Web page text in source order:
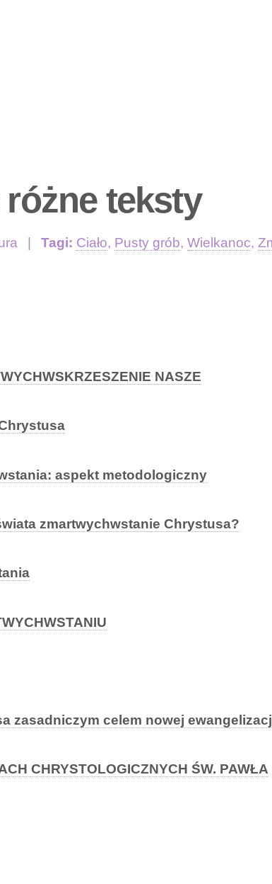
teksty
Tagi: Ciało, Pusty grób,Wielkanoc,
NASZE
aspekt metodologiczny
zmartwychwstanie Chrystusa?
zasadniczym celem nowej
CHRYSTOLOGICZNYCH ŚW. PAWŁA